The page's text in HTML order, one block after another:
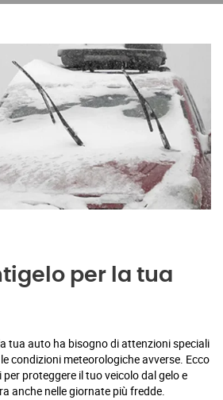
per la tua
tua auto ha bisogno di attenzioni speciali
condizioni meteorologiche avverse. Ecco
proteggere il tuo veicolo dal gelo e
anche nelle giornate più fredde.